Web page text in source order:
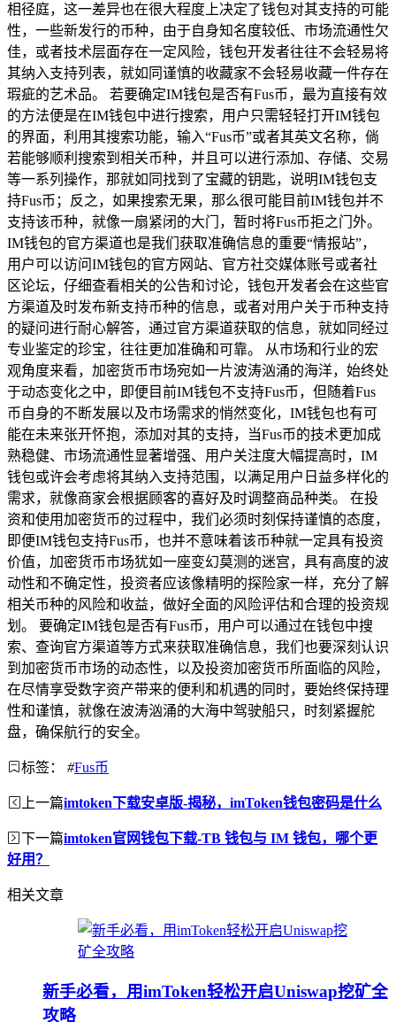
相径庭，这一差异也在很大程度上决定了钱包对其支持的可能
性，一些新发行的币种，由于自身知名度较低、市场流通性欠
佳，或者技术层面存在一定风险，钱包开发者往往不会轻易将
其纳入支持列表，就如同谨慎的收藏家不会轻易收藏一件存在
瑕疵的艺术品。 若要确定IM钱包是否有Fus币，最为直接有效
的方法便是在IM钱包中进行搜索，用户只需轻轻打开IM钱包
的界面，利用其搜索功能，输入“Fus币”或者其英文名称，倘
若能够顺利搜索到相关币种，并且可以进行添加、存储、交易
等一系列操作，那就如同找到了宝藏的钥匙，说明IM钱包支
持Fus币；反之，如果搜索无果，那么很可能目前IM钱包并不
支持该币种，就像一扇紧闭的大门，暂时将Fus币拒之门外。
IM钱包的官方渠道也是我们获取准确信息的重要“情报站”，
用户可以访问IM钱包的官方网站、官方社交媒体账号或者社
区论坛，仔细查看相关的公告和讨论，钱包开发者会在这些官
方渠道及时发布新支持币种的信息，或者对用户关于币种支持
的疑问进行耐心解答，通过官方渠道获取的信息，就如同经过
专业鉴定的珍宝，往往更加准确和可靠。 从市场和行业的宏
观角度来看，加密货币市场宛如一片波涛汹涌的海洋，始终处
于动态变化之中，即便目前IM钱包不支持Fus币，但随着Fus
币自身的不断发展以及市场需求的悄然变化，IM钱包也有可
能在未来张开怀抱，添加对其的支持，当Fus币的技术更加成
熟稳健、市场流通性显著增强、用户关注度大幅提高时，IM
钱包或许会考虑将其纳入支持范围，以满足用户日益多样化的
需求，就像商家会根据顾客的喜好及时调整商品种类。 在投
资和使用加密货币的过程中，我们必须时刻保持谨慎的态度，
即便IM钱包支持Fus币，也并不意味着该币种就一定具有投资
价值，加密货币市场犹如一座变幻莫测的迷宫，具有高度的波
动性和不确定性，投资者应该像精明的探险家一样，充分了解
相关币种的风险和收益，做好全面的风险评估和合理的投资规
划。 要确定IM钱包是否有Fus币，用户可以通过在钱包中搜
索、查询官方渠道等方式来获取准确信息，我们也要深刻认识
到加密货币市场的动态性，以及投资加密货币所面临的风险，
在尽情享受数字资产带来的便利和机遇的同时，要始终保持理
性和谨慎，就像在波涛汹涌的大海中驾驶船只，时刻紧握舵
盘，确保航行的安全。
标签： #Fus币
上一篇imtoken下载安卓版-揭秘，imToken钱包密码是什么
下一篇imtoken官网钱包下载-TB 钱包与 IM 钱包，哪个更
好用？
相关文章
新手必看，用imToken轻松开启Uniswap挖矿全
攻略